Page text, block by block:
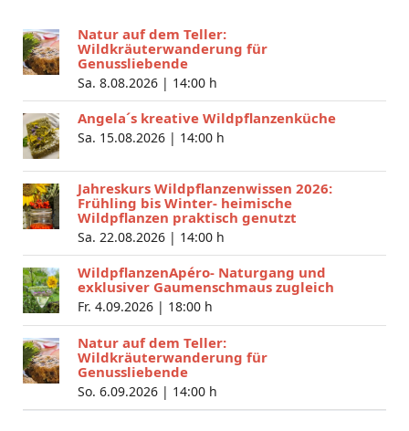
Natur auf dem Teller:
Wildkräuterwanderung für
Genussliebende
Sa. 8.08.2026 | 14:00 h
Angela´s kreative Wildpflanzenküche
Sa. 15.08.2026 | 14:00 h
Jahreskurs Wildpflanzenwissen 2026:
Frühling bis Winter- heimische
Wildpflanzen praktisch genutzt
Sa. 22.08.2026 | 14:00 h
WildpflanzenApéro- Naturgang und
exklusiver Gaumenschmaus zugleich
Fr. 4.09.2026 | 18:00 h
Natur auf dem Teller:
Wildkräuterwanderung für
Genussliebende
So. 6.09.2026 | 14:00 h